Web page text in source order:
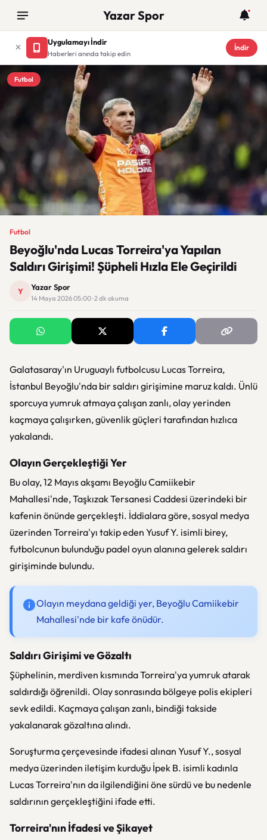
Yazar Spor
Uygulamayı İndir
Haberleri anında takip edin
İndir
Futbol
Futbol
Beyoğlu'nda Lucas Torreira'ya Yapılan
Saldırı Girişimi! Şüpheli Hızla Ele Geçirildi
Y Yazar Spor
14 Mayıs 2026 05:00 · 2 dk okuma
Galatasaray'ın Uruguaylı futbolcusu Lucas Torreira,
İstanbul Beyoğlu'nda bir saldırı girişimine maruz kaldı. Ünlü
sporcuya yumruk atmaya çalışan zanlı, olay yerinden
kaçmaya çalışırken, güvenlik güçleri tarafından hızlıca
yakalandı.
Olayın Gerçekleştiği Yer
Bu olay, 12 Mayıs akşamı Beyoğlu Camiikebir
Mahallesi'nde, Taşkızak Tersanesi Caddesi üzerindeki bir
kafenin önünde gerçekleşti. İddialara göre, sosyal medya
üzerinden Torreira'yı takip eden Yusuf Y. isimli birey,
futbolcunun bulunduğu padel oyun alanına gelerek saldırı
girişiminde bulundu.
Olayın meydana geldiği yer, Beyoğlu Camiikebir
Mahallesi'nde bir kafe önüdür.
Saldırı Girişimi ve Gözaltı
Şüphelinin, merdiven kısmında Torreira'ya yumruk atarak
saldırdığı öğrenildi. Olay sonrasında bölgeye polis ekipleri
sevk edildi. Kaçmaya çalışan zanlı, bindiği takside
yakalanarak gözaltına alındı.
Soruşturma çerçevesinde ifadesi alınan Yusuf Y., sosyal
medya üzerinden iletişim kurduğu İpek B. isimli kadınla
Lucas Torreira'nın da ilgilendiğini öne sürdü ve bu nedenle
saldırının gerçekleştiğini ifade etti.
Torreira'nın İfadesi ve Şikayet